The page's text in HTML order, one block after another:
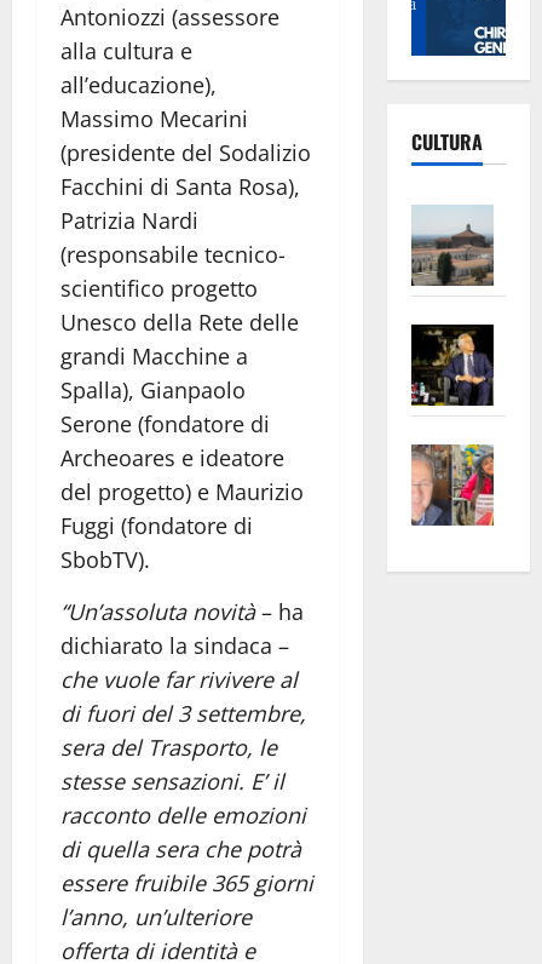
Antoniozzi (assessore
alla cultura e
all’educazione),
Massimo Mecarini
(presidente del Sodalizio
Facchini di Santa Rosa),
Patrizia Nardi
(responsabile tecnico-
scientifico progetto
Unesco della Rete delle
grandi Macchine a
Spalla), Gianpaolo
Serone (fondatore di
Archeoares e ideatore
del progetto) e Maurizio
Fuggi (fondatore di
SbobTV).
“Un’assoluta novità– ha
dichiarato la sindaca –
che vuole far rivivere al
di fuori del 3 settembre,
sera del Trasporto, le
stesse sensazioni. E’ il
racconto delle emozioni
di quella sera che potrà
essere fruibile 365 giorni
l’anno, un’ulteriore
offerta di identità e
CULTURA
euro
apre